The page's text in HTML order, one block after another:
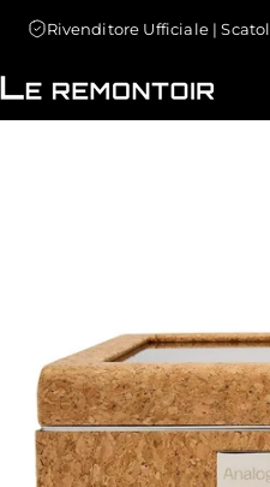
Rivenditore Ufficiale |
Le Remontoir : Porta Orologi